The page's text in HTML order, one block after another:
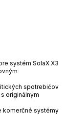
systém SolaX X3
spotrebičov
originálnym
komerčné systémy